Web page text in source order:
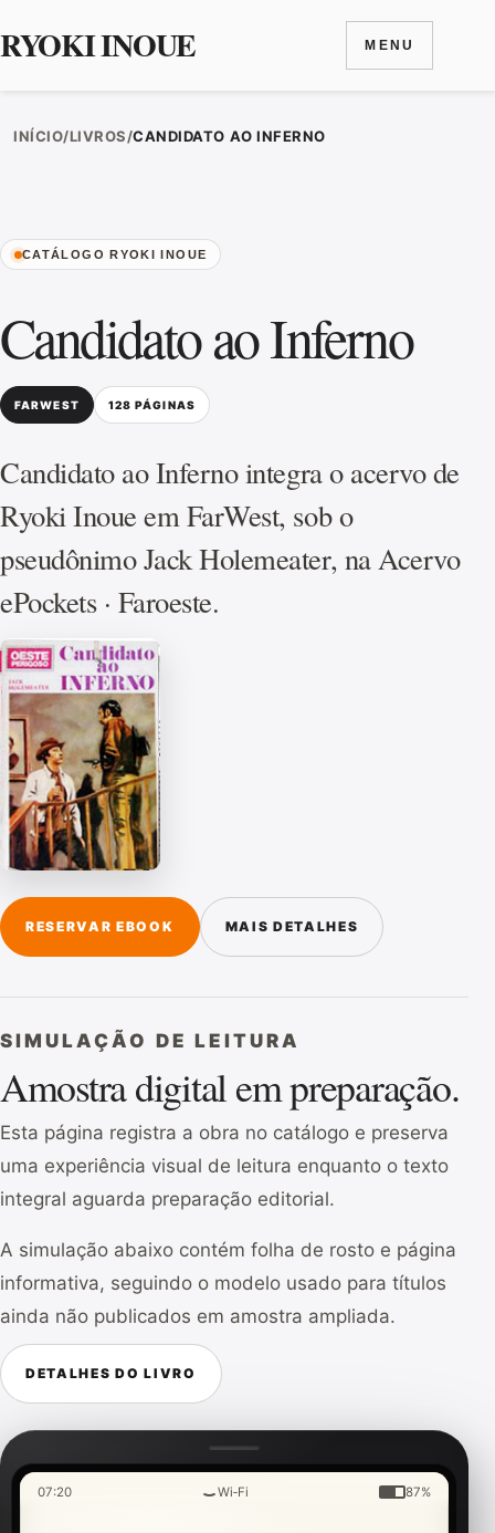
RYOKI INOUE MENU
INÍCIO/LIVROS/CANDIDATO AO INFERNO
07:20 Wi‑Fi 87%
CATÁLOGO RYOKI INOUE
Candidato ao Inferno
FARWEST 128 PÁGINAS
Candidato ao Inferno integra o acervo de
Ryoki Inoue em FarWest, sob o
pseudônimo Jack Holemeater, na Acervo
ePockets · Faroeste.
RESERVAR EBOOK MAIS DETALHES
SIMULAÇÃO DE LEITURA
Amostra digital em preparação.
Esta página registra a obra no catálogo e preserva
uma experiência visual de leitura enquanto o texto
integral aguarda preparação editorial.
A simulação abaixo contém folha de rosto e página
informativa, seguindo o modelo usado para títulos
ainda não publicados em amostra ampliada.
DETALHES DO LIVRO